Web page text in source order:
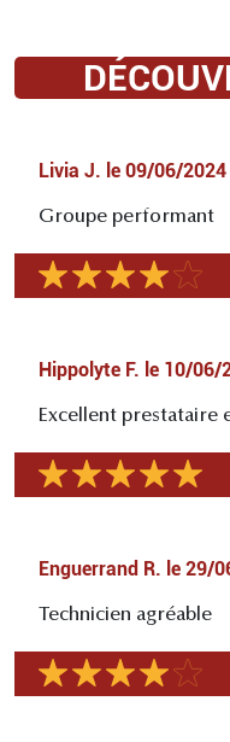
Livia J. le 09/06/2024
Groupe performant
Hippolyte F. le 10/06/
Excellent prestataire
Enguerrand R. le 29/
Technicien agréable